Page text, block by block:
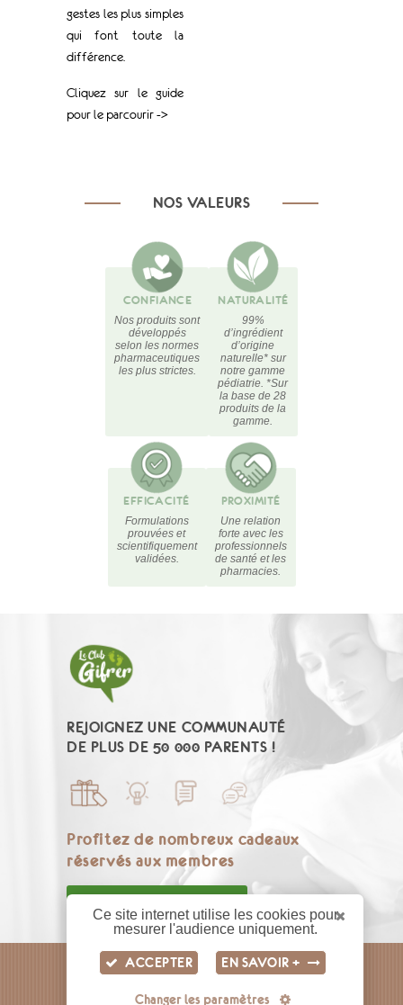
gestes les plus simples
qui font toute la
différence.
Cliquez sur le guide
pour le parcourir ->
NOS VALEURS
CONFIANCE
Nos produits sont
développés
selon les normes
pharmaceutiques
les plus strictes.
NATURALITÉ
99%
d’ingrédient
d’origine
naturelle* sur
notre gamme
pédiatrie. *Sur
la base de 28
produits de la
gamme.
EFFICACITÉ
Formulations
prouvées et
scientifiquement
validées.
PROXIMITÉ
Une relation
forte avec les
professionnels
de santé et les
pharmacies.
REJOIGNEZ UNE COMMUNAUTÉ
DE PLUS DE 50 000 PARENTS !
Profitez de nombreux cadeaux
réservés aux membres
LABORATOIRE GIFRER
10 AVENUE DES CANUTS
Ce site internet utilise les cookies pour
mesurer l'audience uniquement.
ACCEPTER EN SAVOIR +
Changer les paramètres